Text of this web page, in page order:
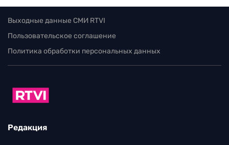
Выходные данные СМИ RTVI
Пользовательское соглашение
Политика обработки персональных данных
Редакция